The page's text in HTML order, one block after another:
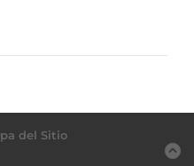
del Sitio